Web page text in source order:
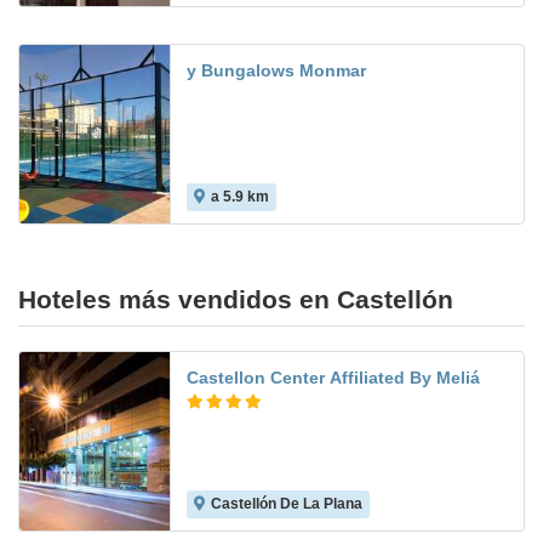
y Bungalows Monmar
a 5.9 km
Hoteles más vendidos en Castellón
Castellon Center Affiliated By Meliá
Castellón De La Plana